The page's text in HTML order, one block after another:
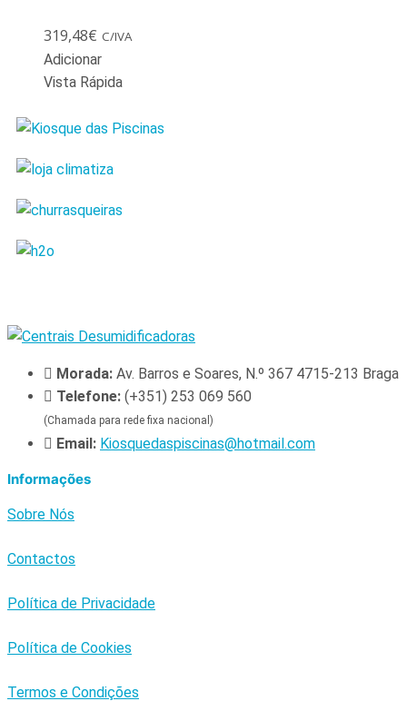
319,48€ C/IVA
Adicionar
Vista Rápida
Morada: Av. Barros e Soares, N.º 367 4715-213 Braga
Telefone: (+351) 253 069 560
(Chamada para rede fixa nacional)
Email: Kiosquedaspiscinas@hotmail.com
Informações
Sobre Nós
Contactos
Política de Privacidade
Política de Cookies
Termos e Condições